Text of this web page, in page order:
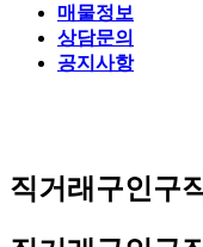
매물정보
상담문의
공지사항
직거래구인구